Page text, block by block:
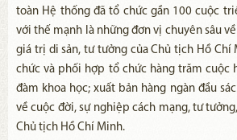
toàn Hệ thống đã tổ chức gần 100 cuộc
với thế mạnh là những đơn vị chuyên sâu
giá trị di sản, tư tưởng của Chủ tịch Hồ Chí
chức và phối hợp tổ chức hàng trăm cuộc
đàm khoa học; xuất bản hàng ngàn đầu
về cuộc đời, sự nghiệp cách mạng, tư
Chủ tịch Hồ Chí Minh.